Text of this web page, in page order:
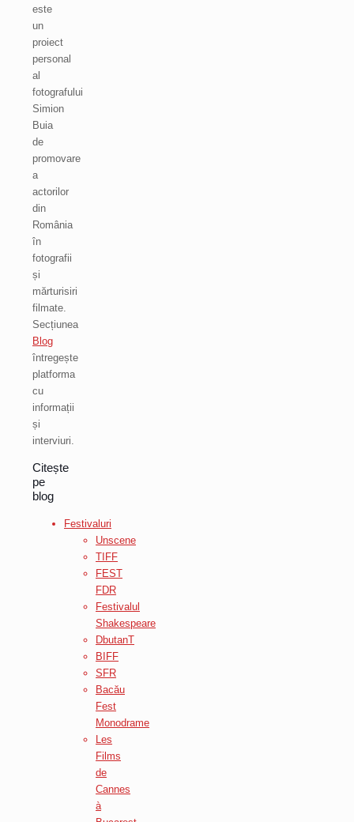
este
un
proiect
personal
al
fotografului
Simion
Buia
de
promovare
a
actorilor
din
România
în
fotografii
și
mărturisiri
filmate.
Secțiunea
Blog
întregește
platforma
cu
informații
și
interviuri.
Citește
pe
blog
Festivaluri
Unscene
TIFF
FEST
FDR
Festivalul
Shakespeare
DbutanT
BIFF
SFR
Bacău
Fest
Monodrame
Les
Films
de
Cannes
à